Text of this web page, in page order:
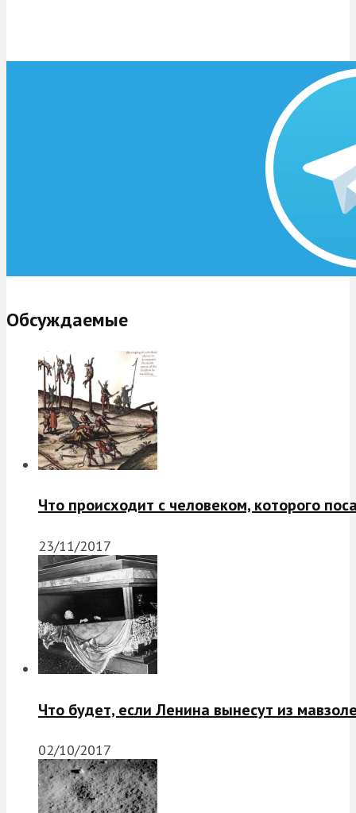
Обсуждаемые
Что происходит с человеком, которого
23/11/2017
Что будет, если Ленина вынесут из
02/10/2017